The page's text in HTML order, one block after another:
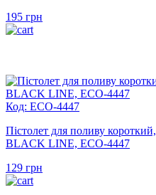
195 грн
Код: ECO-4447
Пістолет для поливу короткий,
BLACK LINE, ECO-4447
129 грн